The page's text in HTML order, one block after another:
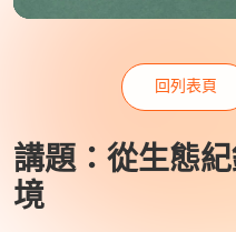
講題：從生態
境
回列表頁